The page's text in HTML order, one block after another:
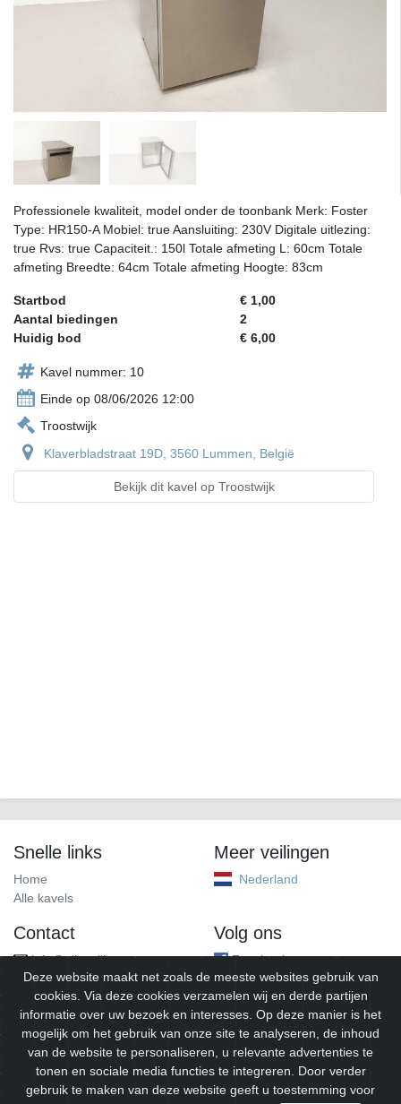
Professionele kwaliteit, model onder de toonbank Merk: Foster
Type: HR150-A Mobiel: true Aansluiting: 230V Digitale uitlezing:
true Rvs: true Capaciteit.: 150l Totale afmeting L: 60cm Totale
afmeting Breedte: 64cm Totale afmeting Hoogte: 83cm
Startbod
€ 1,00
Aantal biedingen
2
Huidig bod
€ 6,00
Kavel nummer: 10
Einde op 08/06/2026 12:00
Troostwijk
Klaverbladstraat 19D, 3560 Lummen, België
Bekijk dit kavel op Troostwijk
Snelle links
Home
Alle kavels
Meer veilingen
Nederland
Contact
info@alleveilingen.net
Volg ons
Facebook
© 2026Alleveilingen.Alle rechten voorbehouden.
Deze website maakt net zoals de meeste websites gebruik van
cookies. Via deze cookies verzamelen wij en derde partijen
informatie over uw bezoek en interesses. Op deze manier is het
mogelijk om het gebruik van onze site te analyseren, de inhoud
van de website te personaliseren, u relevante advertenties te
tonen en sociale media functies te integreren. Door verder
gebruik te maken van deze website geeft u toestemming voor